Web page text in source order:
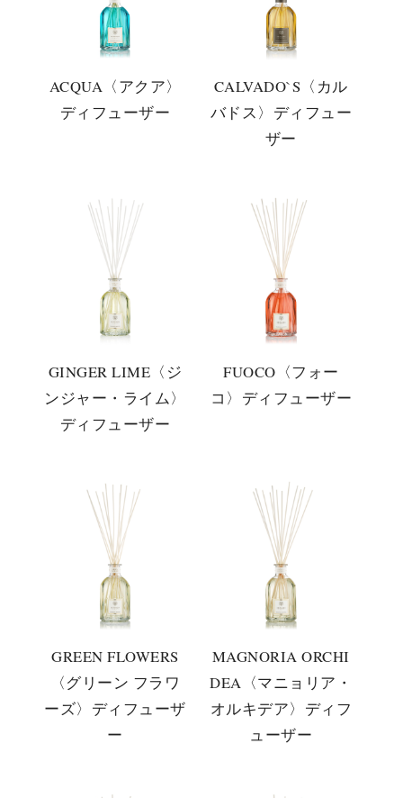
ACQUA〈アクア〉
ディフューザー
CALVADO`S〈カル
バドス〉ディフュー
ザー
GINGER LIME〈ジ
ンジャー・ライム〉
ディフューザー
FUOCO〈フォー
コ〉ディフューザー
GREEN FLOWERS
〈グリーン フラワ
ーズ〉ディフューザ
ー
MAGNORIA ORCHI
DEA〈マニョリア・
オルキデア〉ディフ
ューザー